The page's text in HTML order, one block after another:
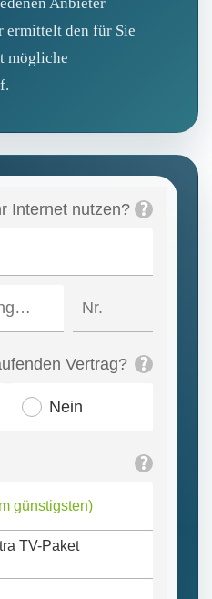
ermittelt den für Sie
mögliche